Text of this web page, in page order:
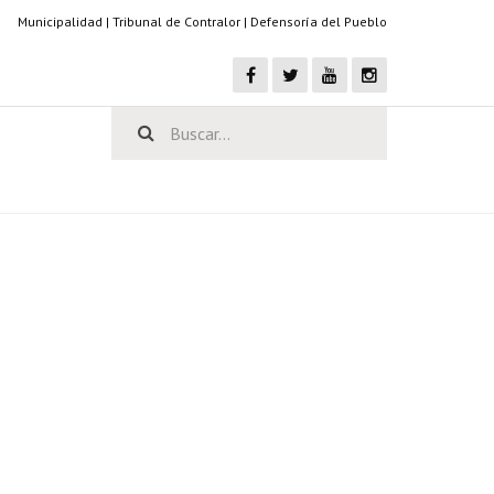
Municipalidad | Tribunal de Contralor | Defensoría del Pueblo